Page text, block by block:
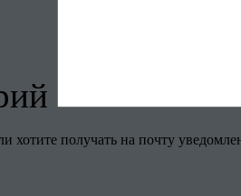
хотите получать на почту